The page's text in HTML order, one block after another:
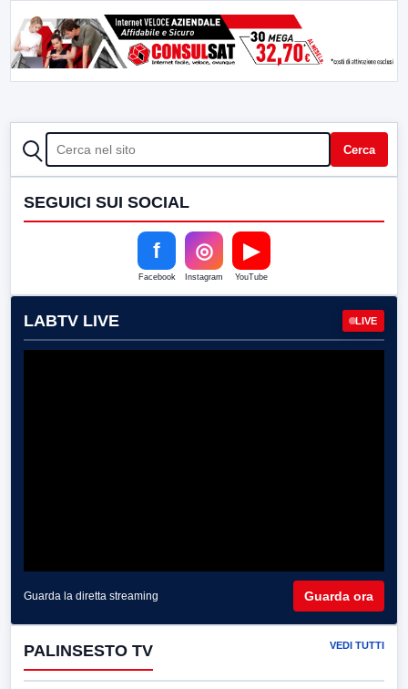
CERCA Cerca
SEGUICI SUI SOCIAL
f
Facebook
◎
Instagram
▶
YouTube
LABTV LIVE LIVE
Guarda la diretta streaming Guarda ora
PALINSESTO TV VEDI TUTTI